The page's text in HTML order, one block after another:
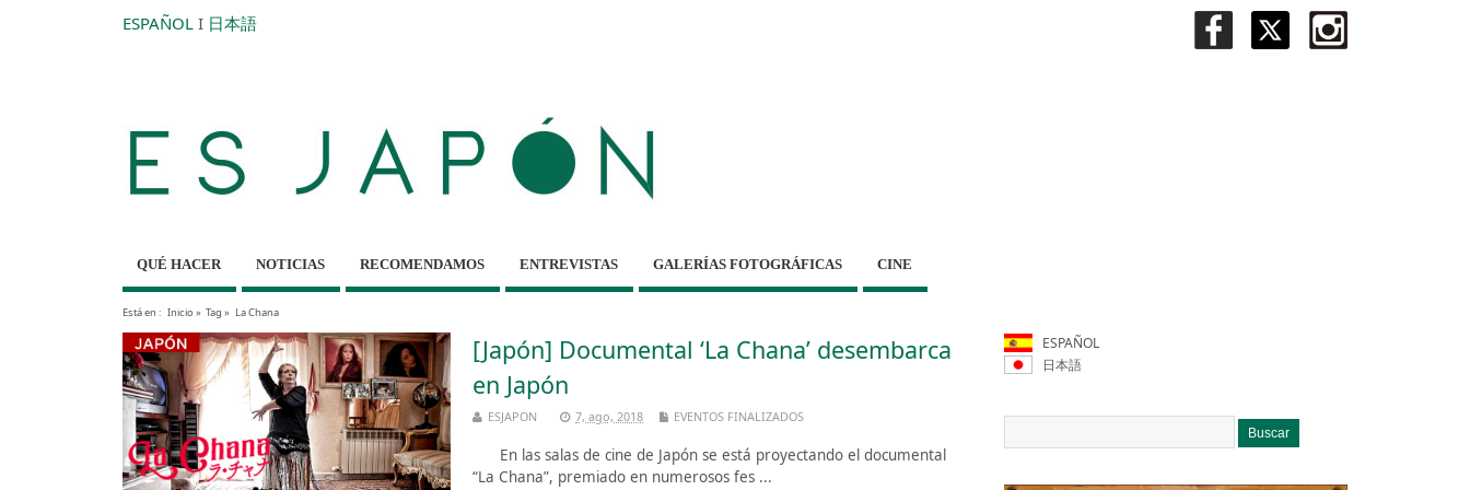
ESPAÑOL I 日本語
QUÉ HACER NOTICIAS RECOMENDAMOS ENTREVISTAS GALERÍAS FOTOGRÁFICAS CINE
Está en : Inicio» Tag » La Chana
[Japón] Documental ‘La Chana’ desembarca
en Japón
ESJAPON 7, ago, 2018 EVENTOS FINALIZADOS
En las salas de cine de Japón se está proyectando el documental
“La Chana”, premiado en numerosos fes ...
ESPAÑOL
日本語